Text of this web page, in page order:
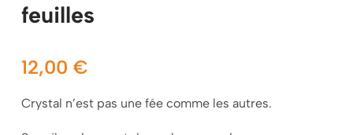
feuilles
12,00€
Crystal n’est pas une fée comme les autres.